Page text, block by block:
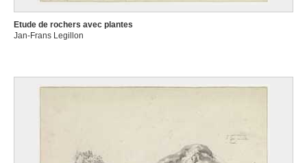
Etude de rochers avec plantes
Jan-Frans Legillon